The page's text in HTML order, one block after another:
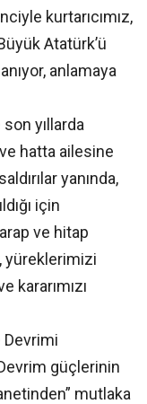
kurtarıcımız,
Atatürk’ü
anlamaya
son yıllarda
hatta ailesine
yanında,
için
ve hitap
yüreklerimizi
kararımızı
Devrimi
güçlerinin
mutlaka